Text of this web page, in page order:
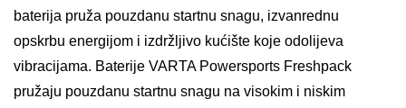
baterija pruža pouzdanu startnu snagu, izvanrednu
opskrbu energijom i izdržljivo kućište koje odolijeva
vibracijama. Baterije VARTA Powersports Freshpack
pružaju pouzdanu startnu snagu na visokim i niskim